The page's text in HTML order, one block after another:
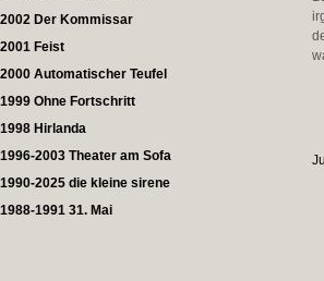
2002 Der Kommissar
2001 Feist
2000 Automatischer Teufel
1999 Ohne Fortschritt
1998 Hirlanda
1996-2003 Theater am Sofa
1990-2025 die kleine sirene
1988-1991 31. Mai